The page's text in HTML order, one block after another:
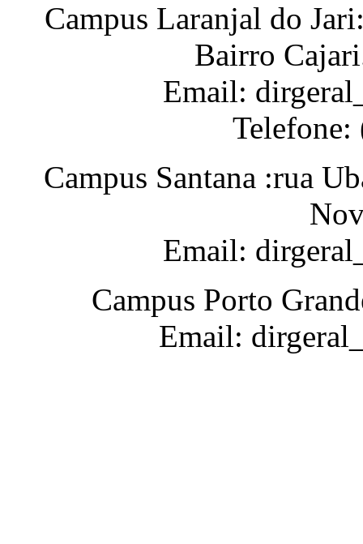
Campus Laranjal do
Bairro
Email:
Campus Santana :rua
Email:
Campus Porto
Email: